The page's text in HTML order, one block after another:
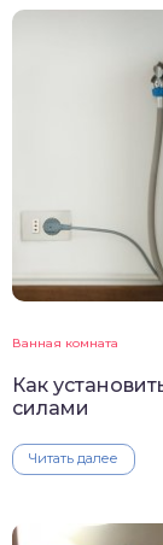
Ванная комната
Как
силами
Читать далее